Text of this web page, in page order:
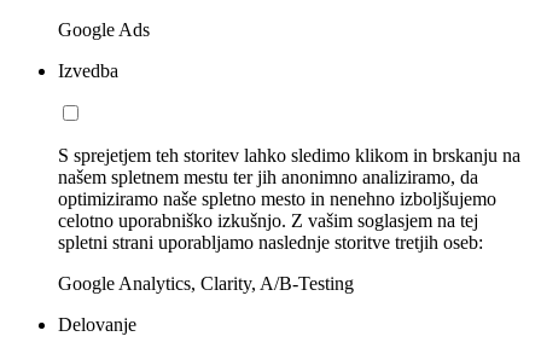
Google Ads
Izvedba
S sprejetjem teh storitev lahko sledimo klikom in brskanju na
našem spletnem mestu ter jih anonimno analiziramo, da
optimiziramo naše spletno mesto in nenehno izboljšujemo
celotno uporabniško izkušnjo. Z vašim soglasjem na tej
spletni strani uporabljamo naslednje storitve tretjih oseb:
Google Analytics, Clarity, A/B-Testing
Delovanje